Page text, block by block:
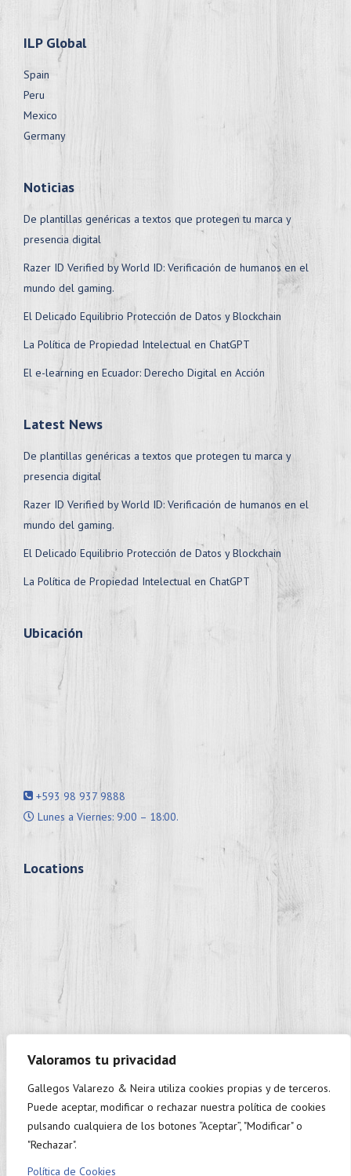
Valoramos tu privacidad
Gallegos Valarezo & Neira utiliza cookies propias y de terceros.
Puede aceptar, modificar o rechazar nuestra política de cookies
pulsando cualquiera de los botones “Aceptar”, "Modificar" o
"Rechazar".
Política de Cookies
ILP Global
Spain
Peru
Mexico
Germany
Noticias
De plantillas genéricas a textos que protegen tu marca y
presencia digital
Razer ID Verified by World ID: Verificación de humanos en el
mundo del gaming.
El Delicado Equilibrio Protección de Datos y Blockchain
La Política de Propiedad Intelectual en ChatGPT
El e-learning en Ecuador: Derecho Digital en Acción
Latest News
De plantillas genéricas a textos que protegen tu marca y
presencia digital
Razer ID Verified by World ID: Verificación de humanos en el
mundo del gaming.
El Delicado Equilibrio Protección de Datos y Blockchain
La Política de Propiedad Intelectual en ChatGPT
Ubicación
+593 98 937 9888
Lunes a Viernes: 9:00 – 18:00.
Locations
+593 98 937 9888
Monday to Friday: 9:00 - 18:00.